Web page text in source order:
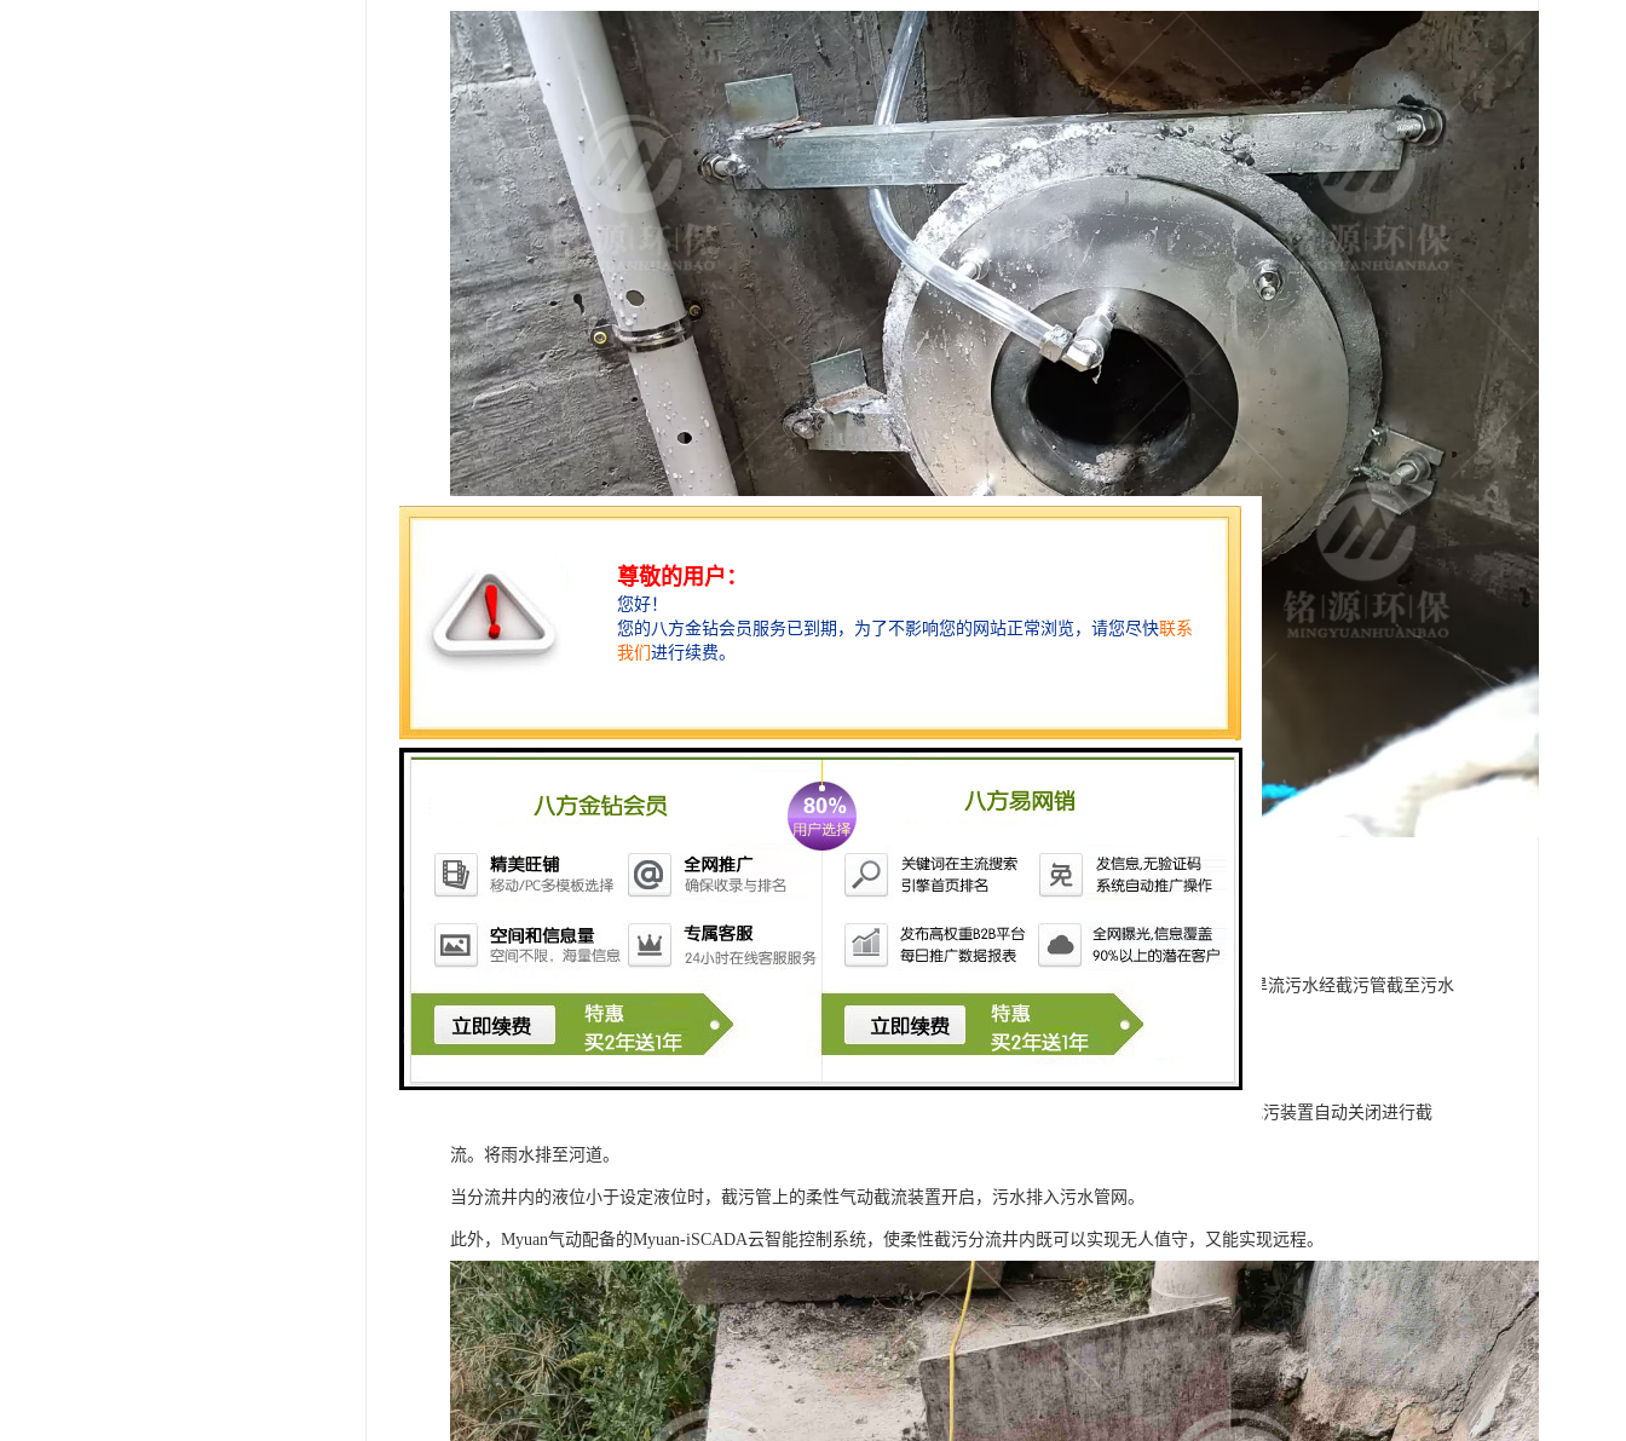
气动柔性截污装置特点
1．晴天截流污水
重力自流：城市污水直接流入污水管道，实现旱流污水入污水管道。 截污管道上的柔性气动截流装置打开，旱流污水经截污管截至污水
干管；降雨时，分流井的雨水进入截污干管，分流干净的雨水进入下游的市政雨水管或就近的自然水体。
当初期雨水流入截流井时，柔性截污装置打开，防止初期雨水直接进入河流，当水位达到设定高度时，柔性截污装置自动关闭进行截
流。将雨水排至河道。
当分流井内的液位小于设定液位时，截污管上的柔性气动截流装置开启，污水排入污水管网。
此外，Myuan气动配备的Myuan-iSCADA云智能控制系统，使柔性截污分流井内既可以实现无人值守，又能实现远程。